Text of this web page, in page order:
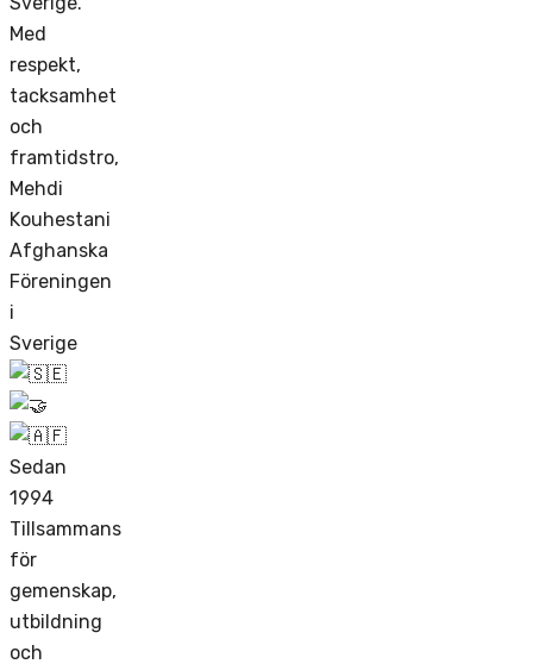
Med
respekt,
tacksamhet
och
framtidstro,
Mehdi
Kouhestani
Afghanska
Föreningen
i
Sverige
Sedan
1994
Tillsammans
för
gemenskap,
utbildning
och